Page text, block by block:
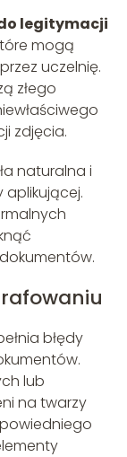
legitymacji
mogą
uczelnię.
złego
zdjęcia.
naturalna i
błędy
lub
na twarzy